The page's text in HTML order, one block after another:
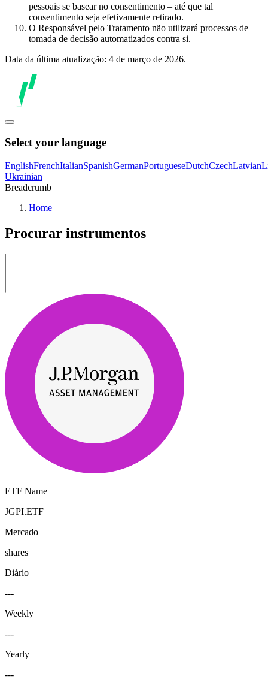
pessoais se basear no consentimento – até que tal
consentimento seja efetivamente retirado.
O Responsável pelo Tratamento não utilizará processos de
tomada de decisão automatizados contra si.
Data da última atualização: 4 de março de 2026.
Select your language
EnglishFrenchItalianSpanishGermanPortugueseDutchCzechLatvian
Ukrainian
Breadcrumb
Home
Procurar instrumentos
ETF Name
JGPI.ETF
Mercado
shares
Diário
---
Weekly
---
Yearly
---